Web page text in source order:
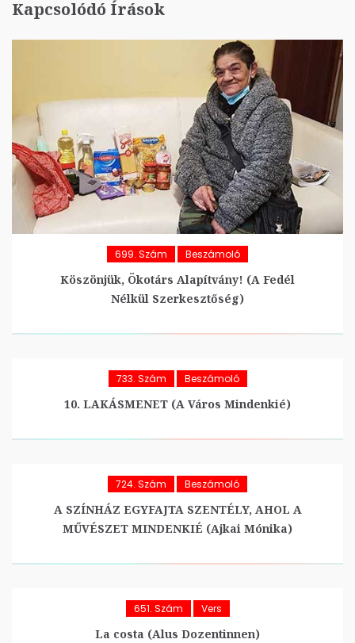
Kapcsolódó Írások
699. Szám Beszámoló
Köszönjük, Ökotárs Alapítvány! (A Fedél
Nélkül Szerkesztőség)
733. Szám Beszámoló
10. LAKÁSMENET (A Város Mindenkié)
724. Szám Beszámoló
A SZÍNHÁZ EGYFAJTA SZENTÉLY, AHOL A
MŰVÉSZET MINDENKIÉ (Ajkai Mónika)
651. Szám Vers
La costa (Alus Dozentinnen)